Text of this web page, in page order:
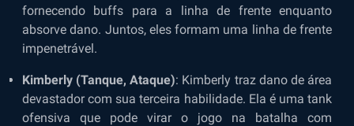
fornecendo buffs para a linha de frente enquanto
absorve dano. Juntos, eles formam uma linha de frente
impenetrável.
Kimberly (Tanque, Ataque): Kimberly traz dano de área
devastador com sua terceira habilidade. Ela é uma tank
ofensiva que pode virar o jogo na batalha com